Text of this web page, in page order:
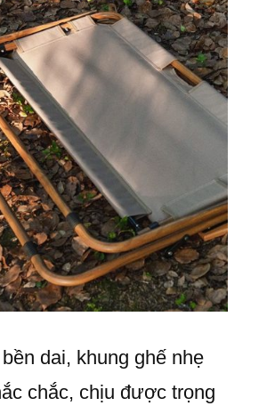
dai, khung ghế nhẹ
chắc, chịu được trọng